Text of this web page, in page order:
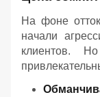
На фоне
начали
клиентов.